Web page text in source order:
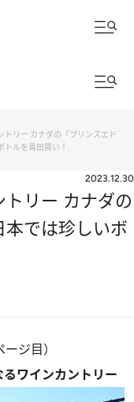
トリー カナダの「プリンスエド
トルを青田買い！
2023.12.30
リー カナダの
本では珍しいボ
ジ目）
ワインカントリー